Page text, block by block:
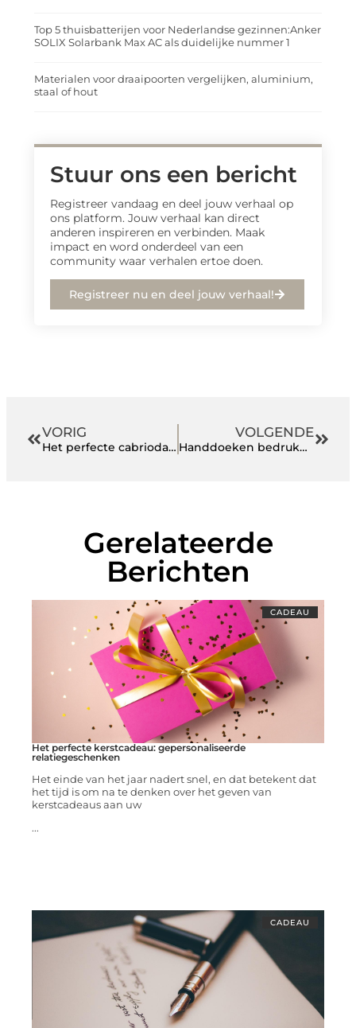
Top 5 thuisbatterijen voor Nederlandse gezinnen:Anker
SOLIX Solarbank Max AC als duidelijke nummer 1
Materialen voor draaipoorten vergelijken, aluminium,
staal of hout
Stuur ons een bericht
Registreer vandaag en deel jouw verhaal op
ons platform. Jouw verhaal kan direct
anderen inspireren en verbinden. Maak
impact en word onderdeel van een
community waar verhalen ertoe doen.
Registreer nu en deel jouw verhaal!
VORIG
Het perfecte cabriodak kiezen: soorten, duurzaamheid en onderhoudstips
VOLGENDE
Handdoeken bedrukken met logo: Hoe kwaliteit uw merkstrategie versterkt
Gerelateerde
Berichten
CADEAU
Het perfecte kerstcadeau: gepersonaliseerde
relatiegeschenken
Het einde van het jaar nadert snel, en dat betekent dat
het tijd is om na te denken over het geven van
kerstcadeaus aan uw
...
CADEAU